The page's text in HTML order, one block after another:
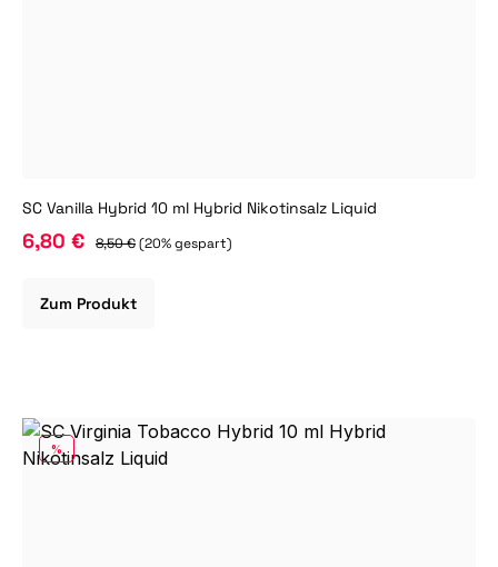
SC Vanilla Hybrid 10 ml Hybrid Nikotinsalz Liquid
6,80 € 8,50 €(20% gespart)
Zum Produkt
RABATT
%